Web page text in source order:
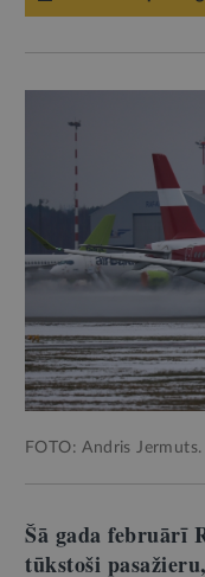
FOTO: Andris Jermuts.
Šā gada februārī
tūkstoši